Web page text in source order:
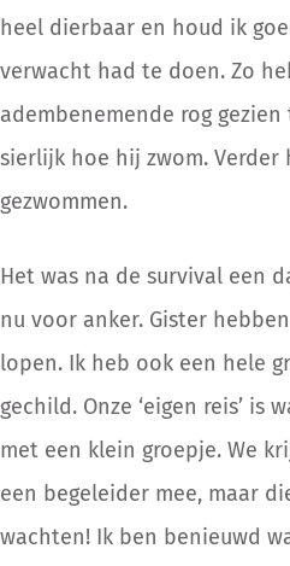
heel dierbaar en houd ik
verwacht had te doen. Zo
adembenemende rog
sierlijk hoe hij zwom.
gezwommen.
Het was na de survival een
nu voor anker. Gister
lopen. Ik heb ook een hele
gechild. Onze ‘eigen reis’
met een klein groepje. We
een begeleider mee, maar
wachten! Ik ben benieuwd